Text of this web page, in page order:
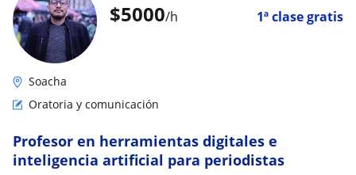
$5000/h 1ª clase gratis
Soacha
Oratoria y comunicación
Profesor en herramientas digitales e
inteligencia artificial para periodistas